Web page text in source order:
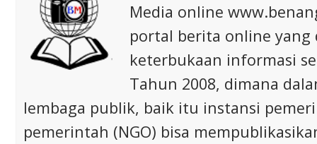
Media online
portal berita online
keterbukaan informasi
Tahun 2008, dimana
lembaga publik, baik itu instansi
pemerintah (NGO) bisa